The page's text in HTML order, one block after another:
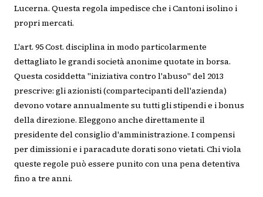
Lucerna. Questa regola impedisce che i Cantoni isolino i
propri mercati.
L'art. 95 Cost. disciplina in modo particolarmente
dettagliato le grandi società anonime quotate in borsa.
Questa cosiddetta "iniziativa contro l'abuso" del 2013
prescrive: gli azionisti (compartecipanti dell'azienda)
devono votare annualmente su tutti gli stipendi e i bonus
della direzione. Eleggono anche direttamente il
presidente del consiglio d'amministrazione. I compensi
per dimissioni e i paracadute dorati sono vietati. Chi viola
queste regole può essere punito con una pena detentiva
fino a tre anni.